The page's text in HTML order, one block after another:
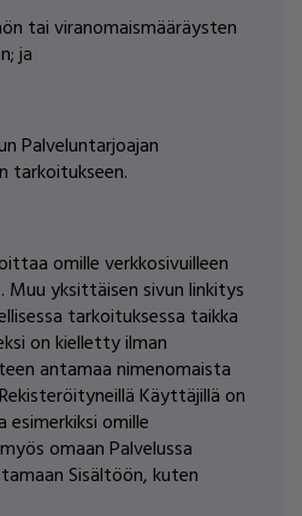
tai viranomaismääräysten
ja
Palveluntarjoajan
tarkoitukseen.
omille verkkosivuilleen
Muu yksittäisen sivun linkitys
tarkoituksessa taikka
on kielletty ilman
antamaa nimenomaista
Käyttäjillä on
omille
omaan Palvelussa
Sisältöön, kuten